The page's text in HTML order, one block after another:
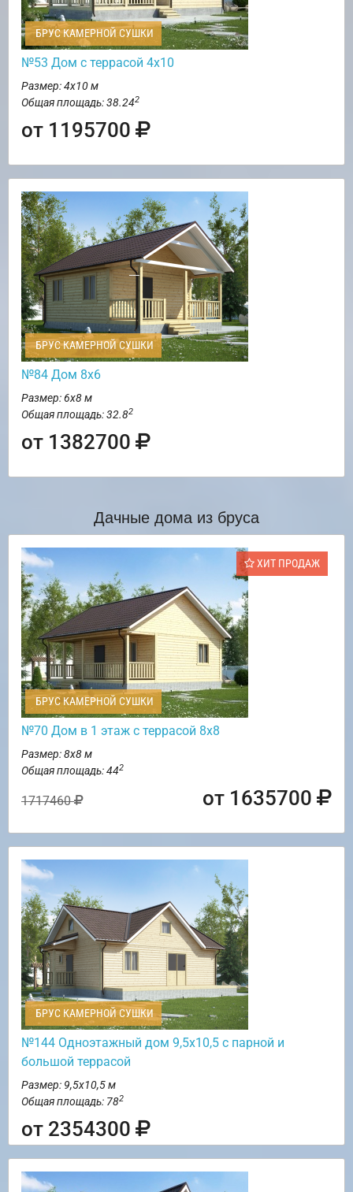
БРУС КАМЕРНОЙ СУШКИ
№53 Дом с террасой 4х10
Размер: 4х10 м
Общая площадь: 38.242
от 1195700
БРУС КАМЕРНОЙ СУШКИ
№84 Дом 8х6
Размер: 6х8 м
Общая площадь: 32.82
от 1382700
Дачные дома из бруса
ХИТ ПРОДАЖ
БРУС КАМЕРНОЙ СУШКИ
№70 Дом в 1 этаж с террасой 8х8
Размер: 8х8 м
Общая площадь: 442
1717460 от 1635700
БРУС КАМЕРНОЙ СУШКИ
№144 Одноэтажный дом 9,5х10,5 с парной и
большой террасой
Размер: 9,5х10,5 м
Общая площадь: 782
от 2354300